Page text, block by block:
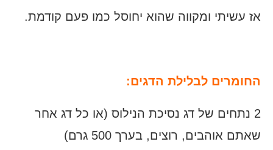
אז עשיתי ומקווה שהוא יחוסל כמו פעם קודמת.
החומרים לבלילת הדגים:
2 נתחים של דג נסיכת הנילוס (או כל דג אחר
שאתם אוהבים, רוצים, בערך 500 גרם)